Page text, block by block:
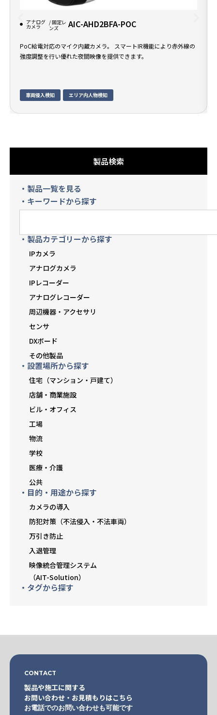
アナログ
カメラ
/ 固定レ
ンズ
AIC-AHD2BFA-POC
PoC給電対応のマイク内蔵カメラ。 スマートIR機能により赤外線の
強度調整を行い優れた夜間映像を提供できます。
車両侵入検知 エリア内人物検知
製品検索
・製品一覧を見る
・キーワードから探す
・製品カテゴリーから探す
IPカメラ
アナログカメラ
IPレコーダー
アナログレコーダー
周辺機器・アクセサリ
センサ
DXボード
その他製品
・設置場所から探す
住宅（マンション・戸建て）
店舗・商業施設
ビル・オフィス
工場
物流
学校
医療・介護
公共
・目的・用途から探す
カメラの導入
防犯対策（不法侵入・不法車両）
万引き防止
入退管理
映像統合管理システム
（AIT-Solution）
・タグから探す
CONTACT
製品や施工に関する
お問い合わせ・お見積もりはこちら
お電話でのお問い合わせも可能です